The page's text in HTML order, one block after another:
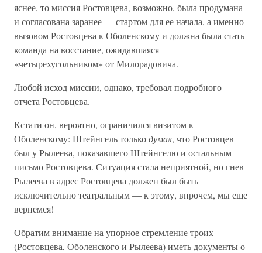
яснее, то миссия Ростовцева, возможно, была продумана
и согласована заранее — стартом для ее начала, а именно
вызовом Ростовцева к Оболенскому и должна была стать
команда на восстание, ожидавшаяся
«четырехугольником» от Милорадовича.
Любой исход миссии, однако, требовал подробного
отчета Ростовцева.
Кстати он, вероятно, ограничился визитом к
Оболенскому: Штейнгель толькодумал, что Ростовцев
был у Рылеева, показавшего Штейнгелю и остальным
письмо Ростовцева. Ситуация стала неприятной, но гнев
Рылеева в адрес Ростовцева должен был быть
исключительно театральным — к этому, впрочем, мы еще
вернемся!
Обратим внимание на упорное стремление троих
(Ростовцева, Оболенского и Рылеева) иметь документы о